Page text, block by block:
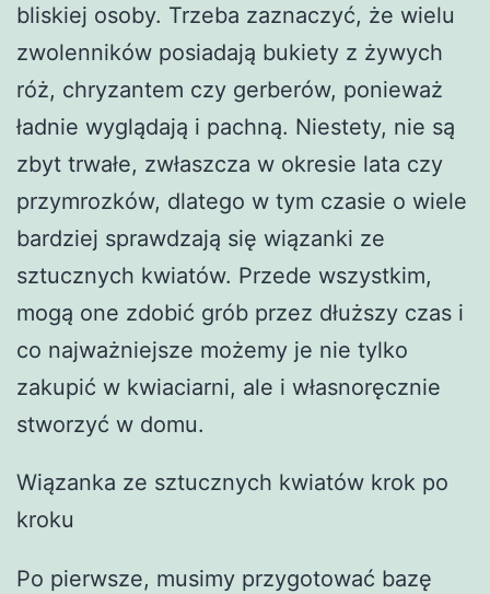
bliskiej osoby. Trzeba zaznaczyć, że wielu
zwolenników posiadają bukiety z żywych
róż, chryzantem czy gerberów, ponieważ
ładnie wyglądają i pachną. Niestety, nie są
zbyt trwałe, zwłaszcza w okresie lata czy
przymrozków, dlatego w tym czasie o wiele
bardziej sprawdzają się wiązanki ze
sztucznych kwiatów. Przede wszystkim,
mogą one zdobić grób przez dłuższy czas i
co najważniejsze możemy je nie tylko
zakupić w kwiaciarni, ale i własnoręcznie
stworzyć w domu.
Wiązanka ze sztucznych kwiatów krok po
kroku
Po pierwsze, musimy przygotować bazę